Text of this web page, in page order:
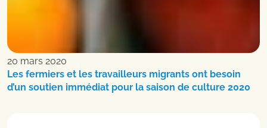
20 mars 2020
Les fermiers et les travailleurs migrants ont besoin
d’un soutien immédiat pour la saison de culture 2020